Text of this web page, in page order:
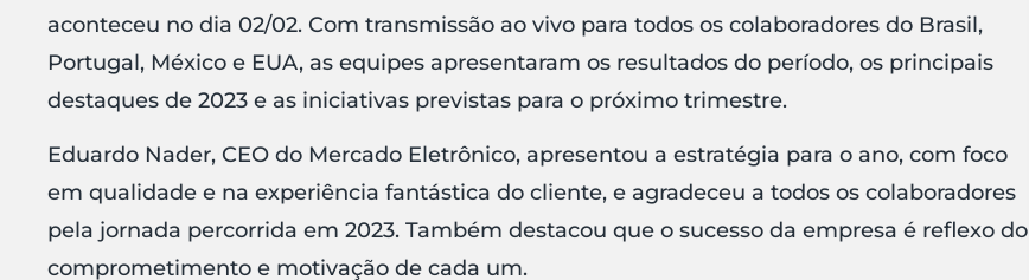
aconteceu no dia 02/02. Com transmissão ao vivo para todos os colaboradores do Brasil,
Portugal, México e EUA, as equipes apresentaram os resultados do período, os principais
destaques de 2023 e as iniciativas previstas para o próximo trimestre.
Eduardo Nader, CEO do Mercado Eletrônico, apresentou a estratégia para o ano, com foco
em qualidade e na experiência fantástica do cliente, e agradeceu a todos os colaboradores
pela jornada percorrida em 2023. Também destacou que o sucesso da empresa é reflexo do
comprometimento e motivação de cada um.